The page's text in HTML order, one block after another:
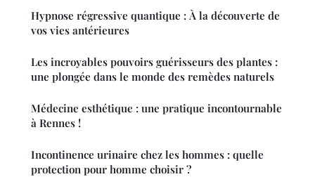
Hypnose régressive quantique : À la découverte de
vos vies antérieures
Les incroyables pouvoirs guérisseurs des plantes :
une plongée dans le monde des remèdes naturels
Médecine esthétique : une pratique incontournable
à Rennes !
Incontinence urinaire chez les hommes : quelle
protection pour homme choisir ?